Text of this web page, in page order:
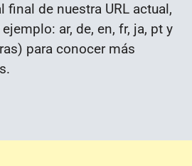
final de nuestra URL actual,
ar, de, en, fr, ja, pt y
para conocer más